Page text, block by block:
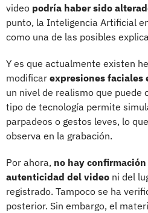
video podría haber sido
punto, la Inteligencia Artificial
como una de las posibles
Y es que actualmente existen
modificar expresiones faciales
un nivel de realismo que puede
tipo de tecnología permite
parpadeos o gestos leves, lo
observa en la grabación.
Por ahora, no hay
autenticidad del video ni del
registrado. Tampoco se ha
posterior. Sin embargo, el